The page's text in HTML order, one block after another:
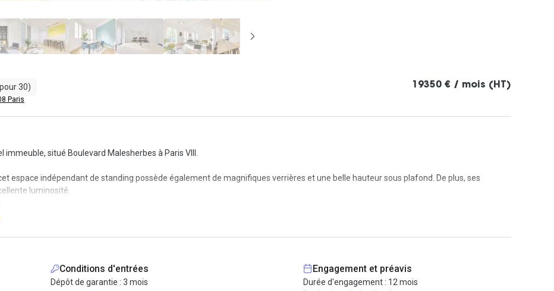
30)
Paris
19350 € / mois (HT)
immeuble, situé Boulevard Malesherbes à Paris VIII.
espace indépendant de standing possède également de magnifiques verrières et une belle hauteur sous plafond. De plus, ses
luminosité.
répondre à tous vos besoins, 2 à 3 open spaces, 3 salles de réunion, un bel espace pour se détendre, une cuisine toute équipée, un
par des architectes d’intérieur.
et d’entretien / réparations, une installation internet haut débit performante et sécurisée, un contrôle d’accès intelligent, du café et
Conditions d'entrées
Dépôt de garantie : 3 mois
Engagement et préavis
Durée d'engagement : 12 mois